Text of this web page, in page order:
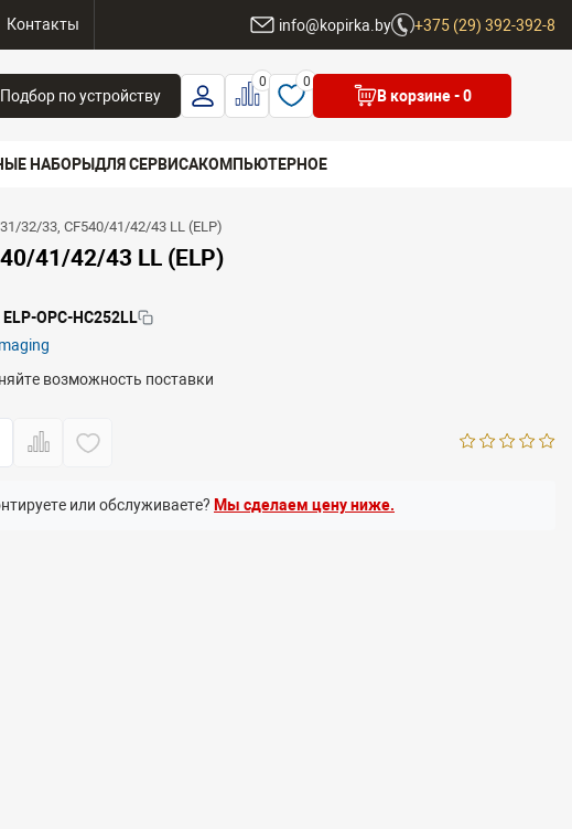
Контакты info@kopirka.by +375 (29) 392-392-8
Подбор по устройству
бренд
выберите бренд
0 0
В корзине- 0
НАБОРЫДЛЯ СЕРВИСАКОМПЬЮТЕРНОЕ
32/33, CF540/41/42/43 LL (ELP)
41/42/43 LL (ELP)
ELP-OPC-HC252LL
возможность поставки
или обслуживаете? Мы сделаем цену ниже.